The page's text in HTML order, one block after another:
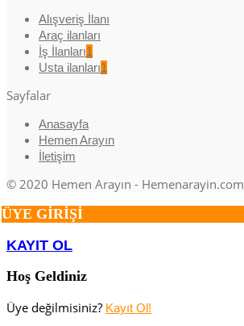
Alışveriş İlanı
Araç ilanları
İş İlanları1
Usta ilanları1
Sayfalar
Anasayfa
Hemen Arayın
İletişim
© 2020 Hemen Arayın - Hemenarayin.com
ÜYE GİRİŞİ
KAYIT OL
Hoş Geldiniz
Üye değilmisiniz? Kayıt Ol!